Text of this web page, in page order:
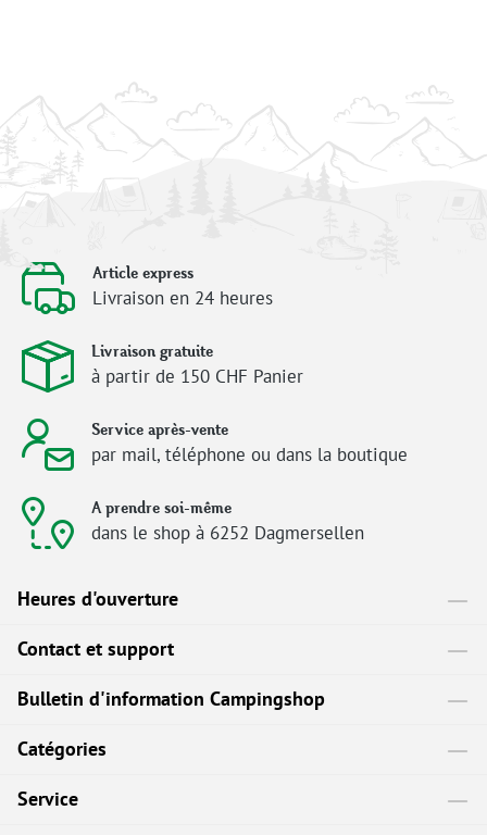
Article express
Livraison en 24 heures
Livraison gratuite
à partir de 150 CHF Panier
Service après-vente
par mail, téléphone ou dans la boutique
A prendre soi-même
dans le shop à 6252 Dagmersellen
Heures d'ouverture
Contact et support
Bulletin d'information Campingshop
Catégories
Service